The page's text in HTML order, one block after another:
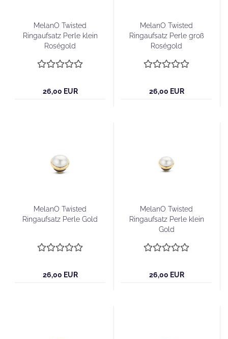
MelanO Twisted
Ringaufsatz Perle klein
Roségold
26,00 EUR
MelanO Twisted
Ringaufsatz Perle groß
Roségold
26,00 EUR
MelanO Twisted
Ringaufsatz Perle Gold
26,00 EUR
MelanO Twisted
Ringaufsatz Perle klein
Gold
26,00 EUR